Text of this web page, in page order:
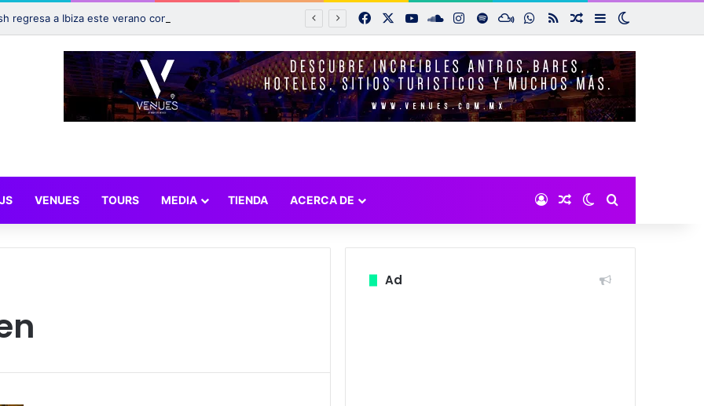
FacebookYouTubeSoundCloud
Instagram
SpotifyMixcloudWhatsApp
RSS Noticias aleatorias
Sidebar
VENUES TOURS MEDIA TIENDA ACERCA DE Iniciar sesión
Noticias aleatorias
Switch skin
Buscar por:
Ad